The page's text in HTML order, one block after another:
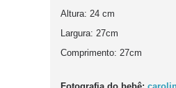
Altura: 24 cm
Largura: 27cm
Comprimento: 27cm